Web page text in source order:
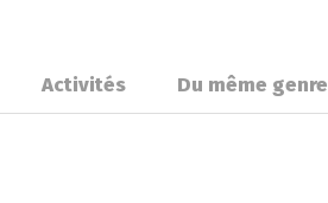
Activités Du même genre